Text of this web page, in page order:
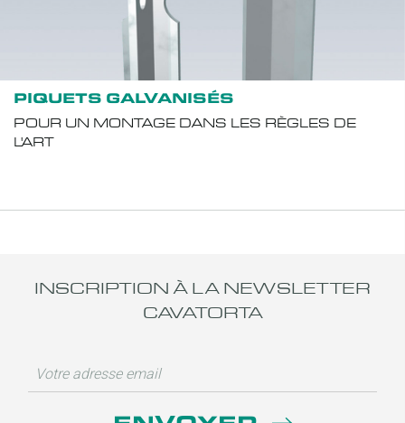
PIQUETS GALVANISÉS
POUR UN MONTAGE DANS LES RÈGLES DE
L'ART
INSCRIPTION À LA NEWSLETTER
CAVATORTA